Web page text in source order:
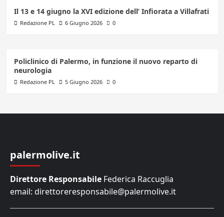
Il 13 e 14 giugno la XVI edizione dell’ Infiorata a Villafrati
Redazione PL 6 Giugno 2026 0
Policlinico di Palermo, in funzione il nuovo reparto di
neurologia
Redazione PL 5 Giugno 2026 0
palermolive.it
Direttore Responsabile Federica Raccuglia
email: direttoreresponsabile@palermolive.it